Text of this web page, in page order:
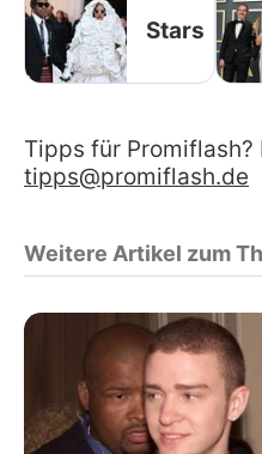
Stars
Tipps für Promiflash?
tipps@promiflash.de
Weitere Artikel zum